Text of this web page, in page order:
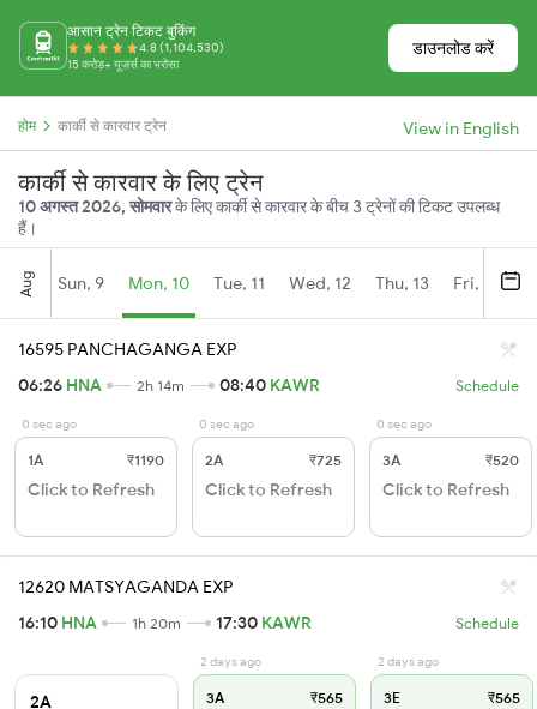
आसान ट्रेन टिकट बुकिंग
4.8 (1,104,530)
15 करोड़+ यूज़र्स का भरोसा
डाउनलोड करें
होम कार्की से कारवार ट्रेन View in English
कार्की से कारवार के लिए ट्रेन
10 अगस्त 2026, सोमवारके लिए कार्की से कारवार के बीच 3 ट्रेनों की टिकट उपलब्ध
हैं।
Aug Sun, 9 Mon, 10 Tue, 11 Wed, 12 Thu, 13 Fri, 14
16595 PANCHAGANGA EXP
06:26 HNA 2h 14m 08:40 KAWR Schedule
0 sec ago
1A ₹1190
Click to Refresh
0 sec ago
2A ₹725
Click to Refresh
0 sec ago
3A ₹520
Click to Refresh
12620 MATSYAGANDA EXP
16:10 HNA 1h 20m 17:30 KAWR Schedule
2A
2 days ago
3A ₹565
2 days ago
3E ₹565